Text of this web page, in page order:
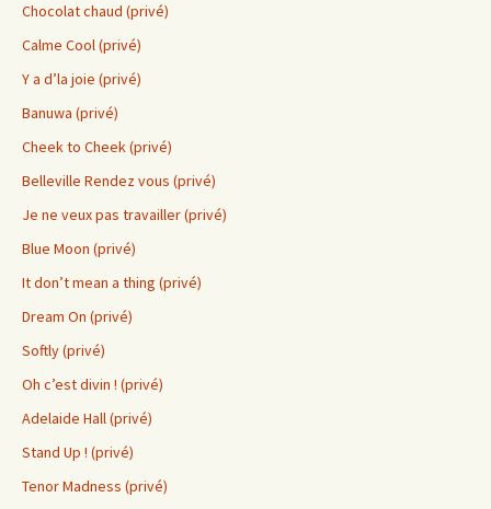
Chocolat chaud (privé)
Calme Cool (privé)
Y a d’la joie (privé)
Banuwa (privé)
Cheek to Cheek (privé)
Belleville Rendez vous (privé)
Je ne veux pas travailler (privé)
Blue Moon (privé)
It don’t mean a thing (privé)
Dream On (privé)
Softly (privé)
Oh c’est divin ! (privé)
Adelaide Hall (privé)
Stand Up ! (privé)
Tenor Madness (privé)